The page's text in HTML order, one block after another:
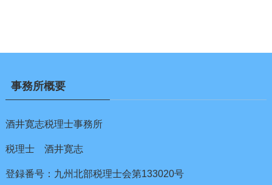
事務所概要
酒井寛志税理士事務所
税理士 酒井寛志
登録番号：九州北部税理士会第133020号